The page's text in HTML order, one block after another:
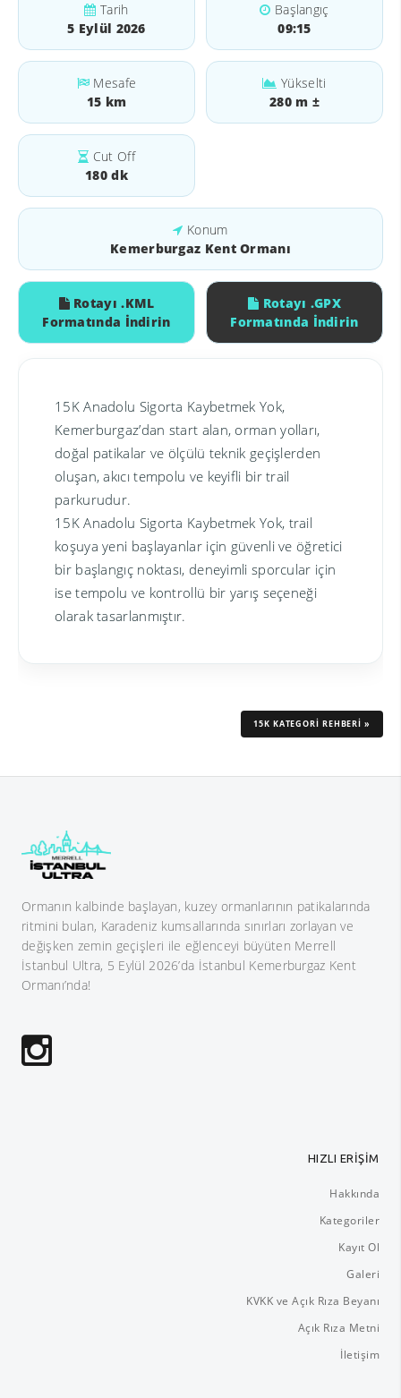
Tarih
5 Eylül 2026
Başlangıç
09:15
Mesafe
15 km
Yükselti
280 m ±
Cut Off
180 dk
Konum
Kemerburgaz Kent Ormanı
Rotayı .KML
Formatında İndirin
Rotayı .GPX
Formatında İndirin
15K Anadolu Sigorta Kaybetmek Yok,
Kemerburgaz’dan start alan, orman yolları,
doğal patikalar ve ölçülü teknik geçişlerden
oluşan, akıcı tempolu ve keyifli bir trail
parkurudur.
15K Anadolu Sigorta Kaybetmek Yok, trail
koşuya yeni başlayanlar için güvenli ve öğretici
bir başlangıç noktası, deneyimli sporcular için
ise tempolu ve kontrollü bir yarış seçeneği
olarak tasarlanmıştır.
15K KATEGORİ REHBERİ »
Ormanın kalbinde başlayan, kuzey ormanlarının patikalarında
ritmini bulan, Karadeniz kumsallarında sınırları zorlayan ve
değişken zemin geçişleri ile eğlenceyi büyüten Merrell
İstanbul Ultra, 5 Eylül 2026’da İstanbul Kemerburgaz Kent
Ormanı’nda!
HIZLI ERİŞİM
Hakkında
Kategoriler
Kayıt Ol
Galeri
KVKK ve Açık Rıza Beyanı
Açık Rıza Metni
İletişim